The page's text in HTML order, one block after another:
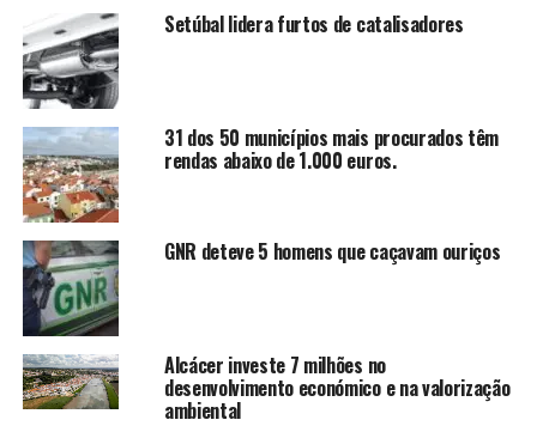
Setúbal lidera furtos de catalisadores
31 dos 50 municípios mais procurados têm
rendas abaixo de 1.000 euros.
GNR deteve 5 homens que caçavam ouriços
Alcácer investe 7 milhões no
desenvolvimento económico e na valorização
ambiental